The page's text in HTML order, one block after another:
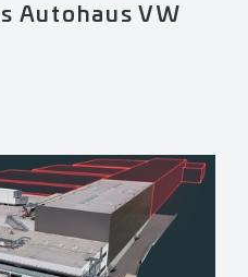
Autohaus VW